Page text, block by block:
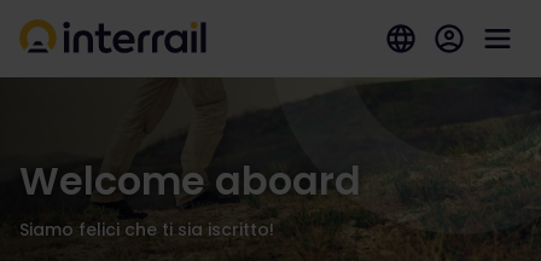
Welcome aboard
Siamo felici che ti sia iscritto!